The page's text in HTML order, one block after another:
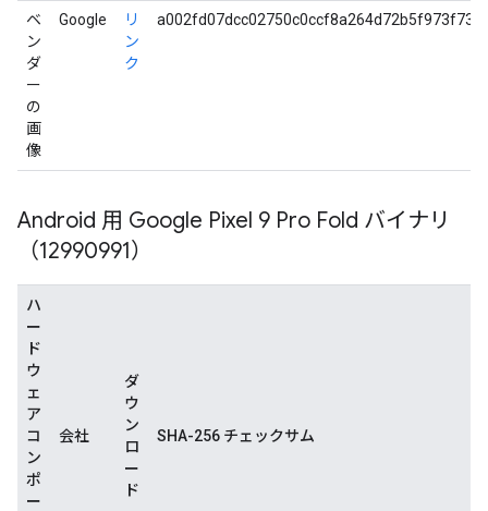
ベ
ン
ダ
ー
の
画
像
Google
リ
ン
ク
Android 用 Google Pixel 9 Pro Fold バイナリ
（12990991）
ハ
ー
ド
ウ
ェ
ア
コ
ン
ポ
ー
会社
ダ
ウ
ン
ロ
ー
ド
SHA-256 チェックサム